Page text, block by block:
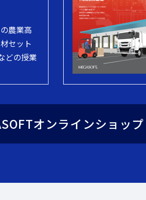
農業高
セット
どの授業
オンラインショップ